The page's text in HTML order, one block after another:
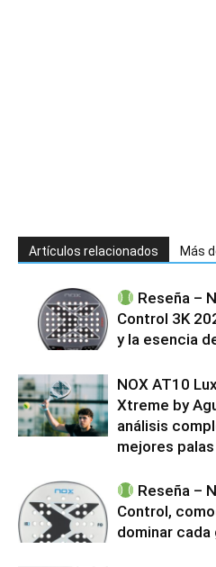
Artículos relacionados Más
Reseña –
Control 3K
y la esencia
NOX AT10
Xtreme by
análisis
mejores
Reseña –
Control,
dominar cada